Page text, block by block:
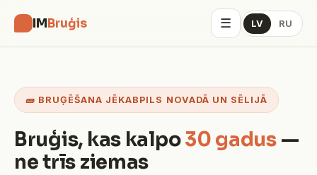
IMBruģis ☰ LV RU
🧱 BRUĢĒŠANA JĒKABPILS NOVADĀ UN SĒLIJĀ
Bruģis, kas kalpo30 gadus—
ne trīs ziemas